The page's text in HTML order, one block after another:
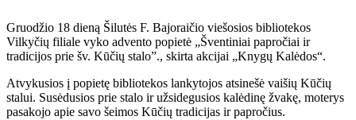
Gruodžio 18 dieną Šilutės F. Bajoraičio viešosios bibliotekos
Vilkyčių filiale vyko advento popietė „Šventiniai papročiai ir
tradicijos prie šv. Kūčių stalo”., skirta akcijai „Knygų Kalėdos“.
Atvykusios į popietę bibliotekos lankytojos atsinešė vaišių Kūčių
stalui. Susėdusios prie stalo ir užsidegusios kalėdinę žvakę, moterys
pasakojo apie savo šeimos Kūčių tradicijas ir papročius.